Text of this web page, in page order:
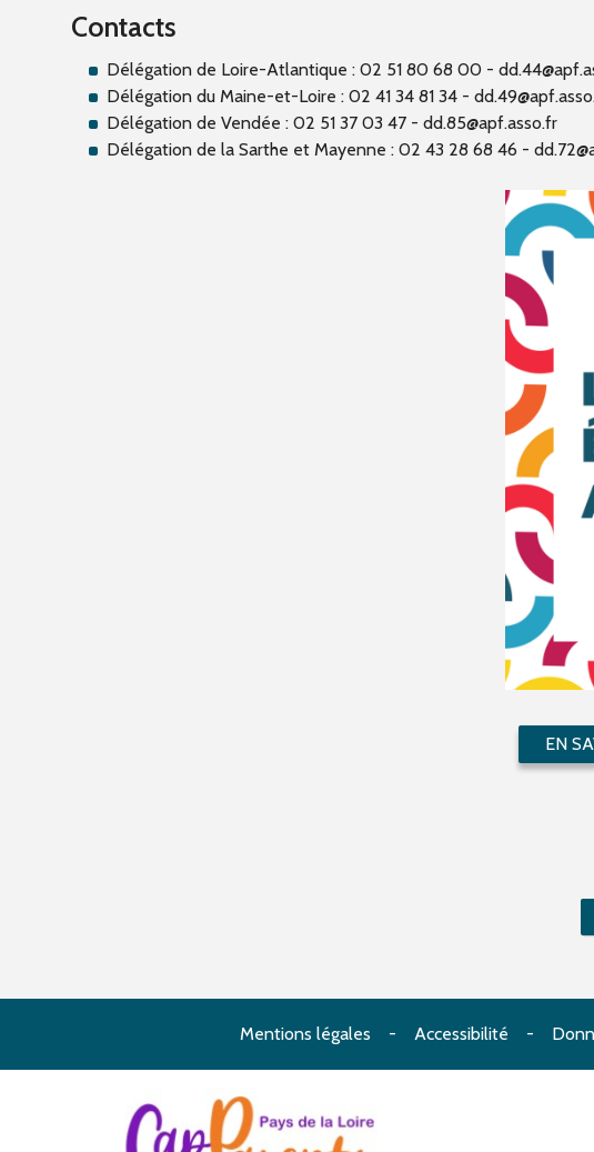
Contacts
Délégation de Loire-Atlantique : 02 51 80 68 00 -
Délégation du Maine-et-Loire : 02 41 34 81 34 -
Délégation de Vendée : 02 51 37 03 47 - dd.85@apf.asso.fr
Délégation de la Sarthe et Mayenne : 02 43 28 68 46 -
EN
Mentions légales Accessibilité